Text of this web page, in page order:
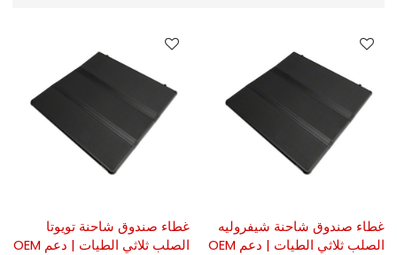
غطاء صندوق شاحنة شيفروليه
الصلب ثلاثي الطيات | دعم OEM
غطاء صندوق شاحنة تويوتا
الصلب ثلاثي الطيات | دعم OEM